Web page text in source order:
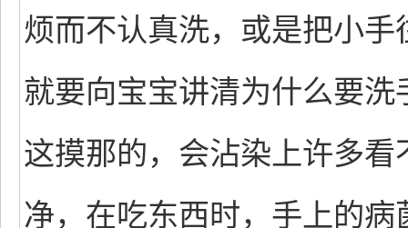
烦而不认真洗，或是把小
就要向宝宝讲清为什么要
这摸那的，会沾染上许多
净，在吃东西时，手上的病